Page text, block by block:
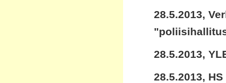
28.5.2013,
28.5.2013,
28.5.2013,